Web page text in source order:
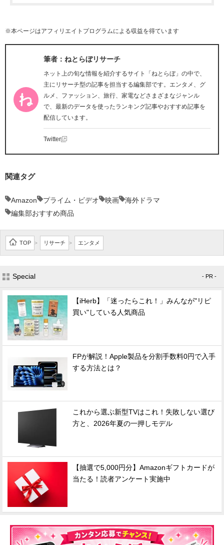
※本ページはアフィリエイトプログラムによる収益を得ています
筆者：ねとらぼリサーチ
ネット上の旬な情報を紹介するサイト「ねとらぼ」の中で、
主にリサーチ型の記事を担当する編集部です。エンタメ、グ
ルメ、ファッション、旅行、家電などさまざまなジャンル
で、最新のデータを使ったランキング記事やおすすめ記事を
配信しています。
Twitter
関連タグ
Amazon プライム・ビデオ 映画
海外ドラマ
編集部おすすめ商品
TOP > リサーチ > エンタメ
Special - PR -
【iHerb】「迷ったらこれ！」みんなが"リピ
買い"している人気商品
FPが解説！Apple製品を分割手数料0円で入手
する方法とは？
これから選ぶ新型TVはこれ！失敗しない選び
方と、2026年夏の一押しモデル
【抽選で5,000円分】Amazonギフトカードが
当たる！読者アンケート実施中